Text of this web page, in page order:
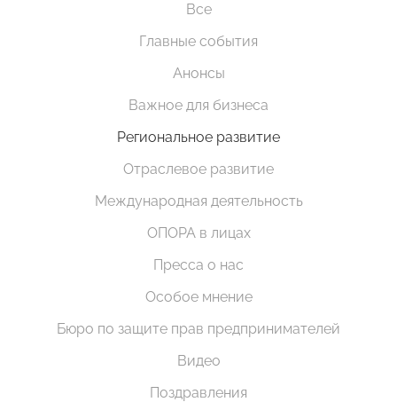
Все
Главные события
Анонсы
Важное для бизнеса
Региональное развитие
Отраслевое развитие
Международная деятельность
ОПОРА в лицах
Пресса о нас
Особое мнение
Бюро по защите прав предпринимателей
Видео
Поздравления